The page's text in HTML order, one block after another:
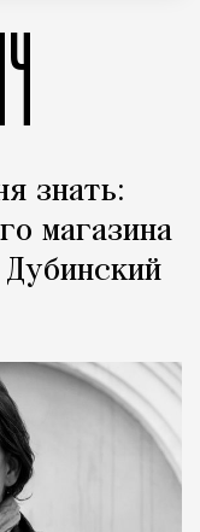
знать:
магазина